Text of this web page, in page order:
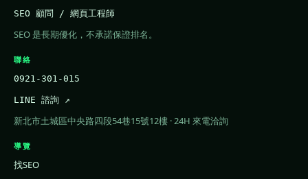
SEO 顧問 / 網頁工程師
SEO 是長期優化，不承諾保證排名。
聯絡
0921-301-015
LINE 諮詢 ↗
新北市土城區中央路四段54巷15號12樓 · 24H 來電洽詢
導覽
找SEO